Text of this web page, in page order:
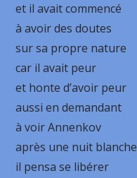
et il avait commencé
à avoir des doutes
sur sa propre nature
car il avait peur
et honte d’avoir peur
aussi en demandant
à voir Annenkov
après une nuit blanche
il pensa se libérer